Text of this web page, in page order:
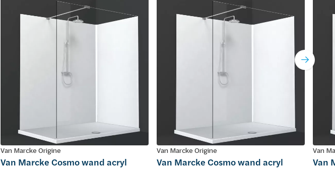
Van Marcke Origine
Van Marcke Cosmo wand acryl
Van Marcke Origine
Van Marcke Cosmo wand acryl
Van
Van